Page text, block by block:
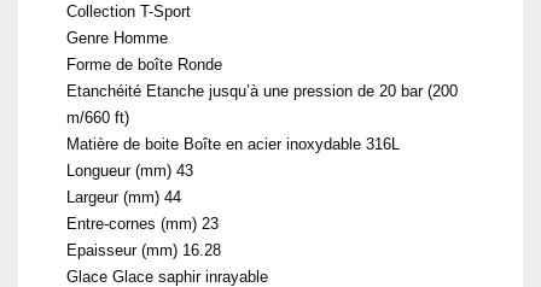
Collection T-Sport
Genre Homme
Forme de boîte Ronde
Etanchéité Etanche jusqu’à une pression de 20 bar (200
m/660 ft)
Matière de boite Boîte en acier inoxydable 316L
Longueur (mm) 43
Largeur (mm) 44
Entre-cornes (mm) 23
Epaisseur (mm) 16.28
Glace Glace saphir inrayable